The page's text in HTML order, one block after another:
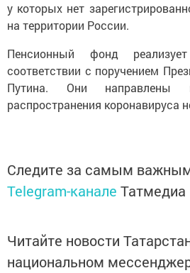
у которых нет
на территории России.
Пенсионный фонд
соответствии с поручением
Путина. Они направлены
распространения коронавируса
Следите за самым
Telegram-канале Татмедиа
Читайте новости
национальном